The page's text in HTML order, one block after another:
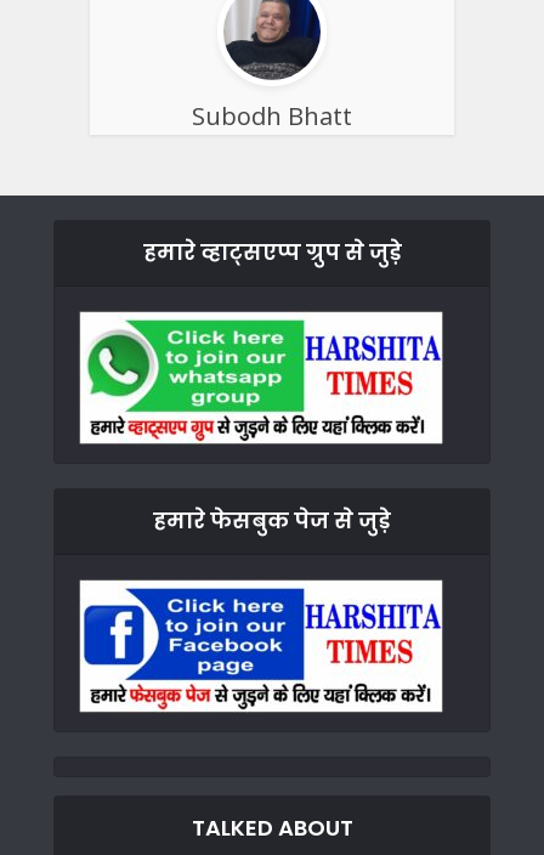
Subodh Bhatt
हमारे व्हाट्सएप्प ग्रुप से जुड़े
हमारे फेसबुक पेज से जुड़े
TALKED ABOUT